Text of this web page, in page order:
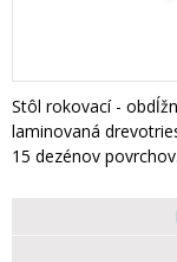
Stôl rokovací -
laminovaná
15 dezénov